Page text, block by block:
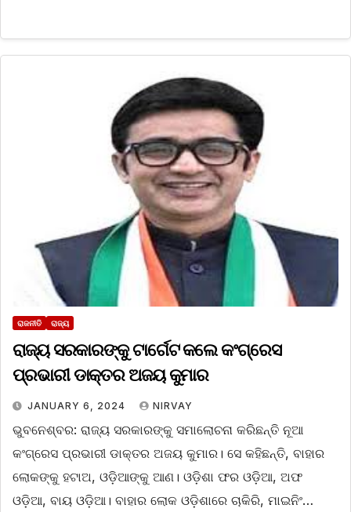
ରାଜନୀତି ରାଜ୍ୟ
ରାଜ୍ୟ ସରକାରଙ୍କୁ ଟାର୍ଗେଟ କଲେ କଂଗ୍ରେସ
ପ୍ରଭାରୀ ଡାକ୍ତର ଅଜୟ କୁମାର
JANUARY 6, 2024 NIRVAY
ଭୁବନେଶ୍ବର: ରାଜ୍ୟ ସରକାରଙ୍କୁ ସମାଲୋଚନା କରିଛନ୍ତି ନୂଆ
କଂଗ୍ରେସ ପ୍ରଭାରୀ ଡାକ୍ତର ଅଜୟ କୁମାର। ସେ କହିଛନ୍ତି, ବାହାର
ଲୋକଙ୍କୁ ହଟାଅ, ଓଡ଼ିଆଙ୍କୁ ଆଣ। ଓଡ଼ିଶା ଫର ଓଡ଼ିଆ, ଅଫ
ଓଡ଼ିଆ, ବାୟ ଓଡ଼ିଆ। ବାହାର ଲୋକ ଓଡ଼ିଶାରେ ଚାକିରି, ମାଇନିଂ…